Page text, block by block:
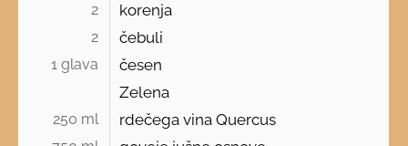
2 korenja
2 čebuli
1 glava
česen
Zelena
250 ml rdečega vina Quercus